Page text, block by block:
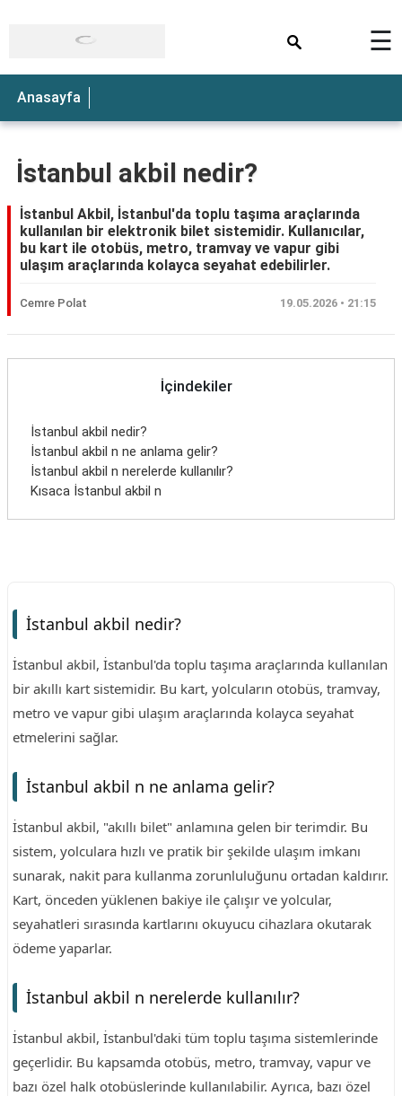
☰
Anasayfa
İstanbul akbil nedir?
İstanbul Akbil, İstanbul'da toplu taşıma araçlarında
kullanılan bir elektronik bilet sistemidir. Kullanıcılar,
bu kart ile otobüs, metro, tramvay ve vapur gibi
ulaşım araçlarında kolayca seyahat edebilirler.
Cemre Polat 19.05.2026 • 21:15
İçindekiler
İstanbul akbil nedir?
İstanbul akbil n ne anlama gelir?
İstanbul akbil n nerelerde kullanılır?
Kısaca İstanbul akbil n
İstanbul akbil nedir?
İstanbul akbil, İstanbul'da toplu taşıma araçlarında kullanılan
bir akıllı kart sistemidir. Bu kart, yolcuların otobüs, tramvay,
metro ve vapur gibi ulaşım araçlarında kolayca seyahat
etmelerini sağlar.
İstanbul akbil n ne anlama gelir?
İstanbul akbil, "akıllı bilet" anlamına gelen bir terimdir. Bu
sistem, yolculara hızlı ve pratik bir şekilde ulaşım imkanı
sunarak, nakit para kullanma zorunluluğunu ortadan kaldırır.
Kart, önceden yüklenen bakiye ile çalışır ve yolcular,
seyahatleri sırasında kartlarını okuyucu cihazlara okutarak
ödeme yaparlar.
İstanbul akbil n nerelerde kullanılır?
İstanbul akbil, İstanbul'daki tüm toplu taşıma sistemlerinde
geçerlidir. Bu kapsamda otobüs, metro, tramvay, vapur ve
bazı özel halk otobüslerinde kullanılabilir. Ayrıca, bazı özel